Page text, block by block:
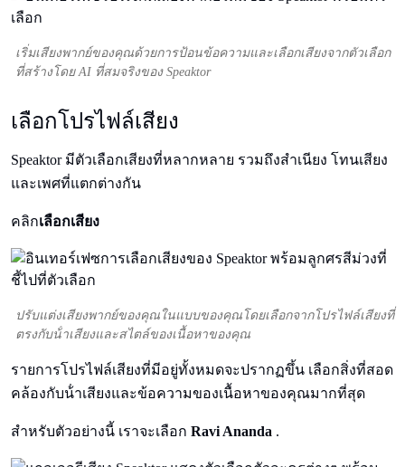
เริ่มเสียงพากย์ของคุณด้วยการป้อนข้อความและเลือกเสียงจากตัวเลือก
ที่สร้างโดย AI ที่สมจริงของ Speaktor
เลือกโปรไฟล์เสียง
Speaktor มีตัวเลือกเสียงที่หลากหลาย รวมถึงสําเนียง โทนเสียง
และเพศที่แตกต่างกัน
คลิกเลือกเสียง
ปรับแต่งเสียงพากย์ของคุณในแบบของคุณโดยเลือกจากโปรไฟล์เสียงที่
ตรงกับน้ําเสียงและสไตล์ของเนื้อหาของคุณ
รายการโปรไฟล์เสียงที่มีอยู่ทั้งหมดจะปรากฏขึ้น เลือกสิ่งที่สอด
คล้องกับน้ําเสียงและข้อความของเนื้อหาของคุณมากที่สุด
สําหรับตัวอย่างนี้ เราจะเลือก Ravi Ananda .